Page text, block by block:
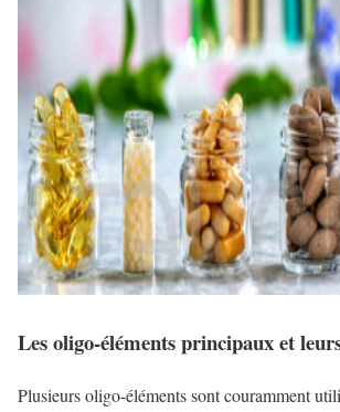
Les oligo-éléments principaux et
Plusieurs oligo-éléments sont couramment